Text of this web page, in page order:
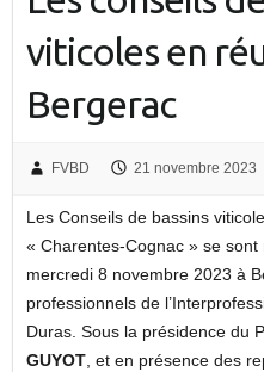
viticoles en
Bergerac
FVBD 21 novembre 2023
Les Conseils de bassins
« Charentes-Cognac » se
mercredi 8 novembre 2023 à
professionnels de
Duras. Sous la présidence du
GUYOT, et en présence des